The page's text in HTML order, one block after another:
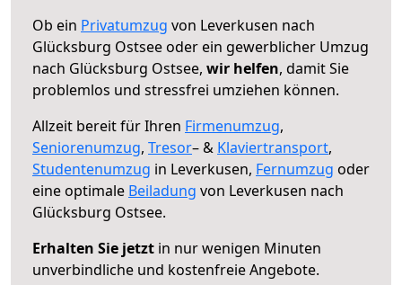
Ob ein Privatumzug von Leverkusen nach
Glücksburg Ostsee oder ein gewerblicher Umzug
nach Glücksburg Ostsee, wir helfen, damit Sie
problemlos und stressfrei umziehen können.
Allzeit bereit für Ihren Firmenumzug,
Seniorenumzug, Tresor– & Klaviertransport,
Studentenumzug in Leverkusen, Fernumzug oder
eine optimale Beiladung von Leverkusen nach
Glücksburg Ostsee.
Erhalten Sie jetzt in nur wenigen Minuten
unverbindliche und kostenfreie Angebote.